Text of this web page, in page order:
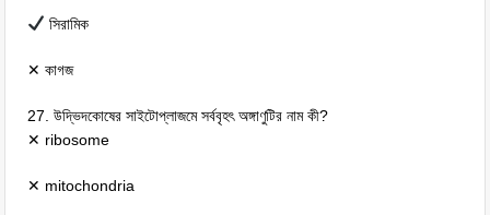
সিরামিক
✕ কাগজ
27. উদ্ভিদকোষের সাইটোপ্লাজমে সর্ববৃহৎ অঙ্গাণুটির নাম কী?
✕ ribosome
✕ mitochondria